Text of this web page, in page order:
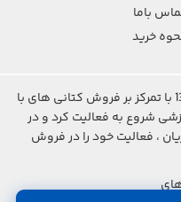
باما
خرید
فروشگاه اینترنتی اسپرت باما در سال 1394 با تمرکز بر فروش کتانی های با
شروع به فعالیت کرد و در
، فعالیت خود را در فروش